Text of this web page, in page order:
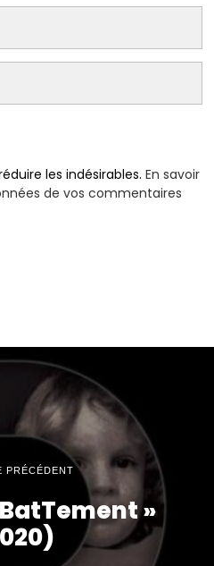
les indésirables.En savoir
de vos commentaires
PRÉCÉDENT
»